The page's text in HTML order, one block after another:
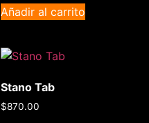
Añadir al carrito
Stano Tab
$870.00